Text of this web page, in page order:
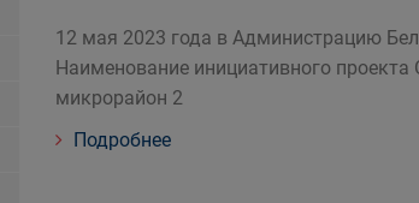
12 мая 2023 года в Администрацию
Наименование инициативного
микрорайон 2
Подробнее